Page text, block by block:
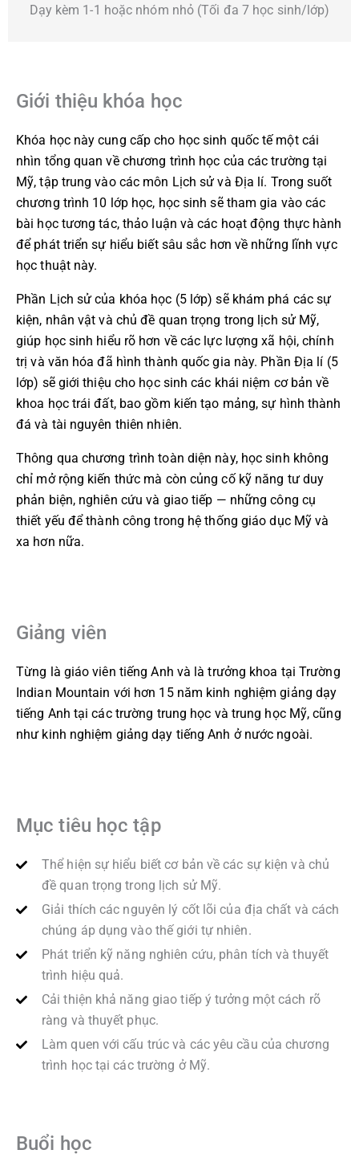
Dạy kèm 1-1 hoặc nhóm nhỏ (Tối đa 7 học sinh/lớp)
Giới thiệu khóa học
Khóa học này cung cấp cho học sinh quốc tế một cái
nhìn tổng quan về chương trình học của các trường tại
Mỹ, tập trung vào các môn Lịch sử và Địa lí. Trong suốt
chương trình 10 lớp học, học sinh sẽ tham gia vào các
bài học tương tác, thảo luận và các hoạt động thực hành
để phát triển sự hiểu biết sâu sắc hơn về những lĩnh vực
học thuật này.
Phần Lịch sử của khóa học (5 lớp) sẽ khám phá các sự
kiện, nhân vật và chủ đề quan trọng trong lịch sử Mỹ,
giúp học sinh hiểu rõ hơn về các lực lượng xã hội, chính
trị và văn hóa đã hình thành quốc gia này. Phần Địa lí (5
lớp) sẽ giới thiệu cho học sinh các khái niệm cơ bản về
khoa học trái đất, bao gồm kiến tạo mảng, sự hình thành
đá và tài nguyên thiên nhiên.
Thông qua chương trình toàn diện này, học sinh không
chỉ mở rộng kiến thức mà còn củng cố kỹ năng tư duy
phản biện, nghiên cứu và giao tiếp — những công cụ
thiết yếu để thành công trong hệ thống giáo dục Mỹ và
xa hơn nữa.
Giảng viên
Từng là giáo viên tiếng Anh và là trưởng khoa tại Trường
Indian Mountain với hơn 15 năm kinh nghiệm giảng dạy
tiếng Anh tại các trường trung học và trung học Mỹ, cũng
như kinh nghiệm giảng dạy tiếng Anh ở nước ngoài.
Mục tiêu học tập
Thể hiện sự hiểu biết cơ bản về các sự kiện và chủ
đề quan trọng trong lịch sử Mỹ.
Giải thích các nguyên lý cốt lõi của địa chất và cách
chúng áp dụng vào thế giới tự nhiên.
Phát triển kỹ năng nghiên cứu, phân tích và thuyết
trình hiệu quả.
Cải thiện khả năng giao tiếp ý tưởng một cách rõ
ràng và thuyết phục.
Làm quen với cấu trúc và các yêu cầu của chương
trình học tại các trường ở Mỹ.
Buổi học